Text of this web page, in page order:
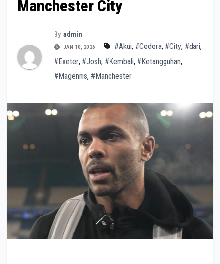
Manchester City
By admin
JAN 10, 2026 #Akui, #Cedera, #City, #dari,
#Exeter, #Josh, #Kembali, #Ketangguhan,
#Magennis, #Manchester